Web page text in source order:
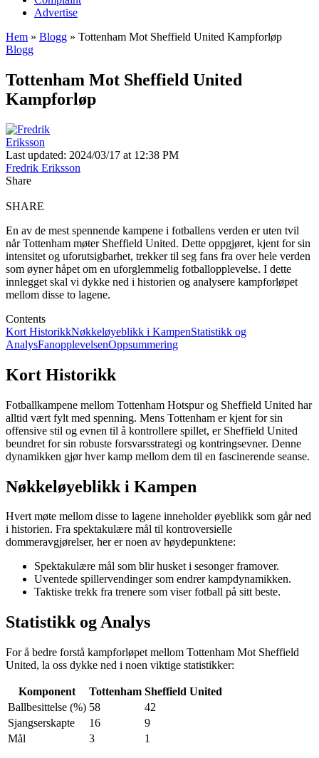
Advertise
Hem » Blogg » Tottenham Mot Sheffield United Kampforløp
Blogg
Tottenham Mot Sheffield United
Kampforløp
Last updated: 2024/03/17 at 12:38 PM
Fredrik Eriksson
Share
SHARE
En av de mest spennende kampene i fotballens verden er uten tvil
når Tottenham møter Sheffield United. Dette oppgjøret, kjent for sin
intensitet og uforutsigbarhet, trekker til seg fans fra over hele verden
som øyner håpet om en uforglemmelig fotballopplevelse. I dette
innlegget skal vi dykke ned i historien og analysere kampforløpet
mellom disse to lagene.
Contents
Kort HistorikkNøkkeløyeblikk i KampenStatistikk og
AnalysFanopplevelsenOppsummering
Kort Historikk
Fotballkampene mellom Tottenham Hotspur og Sheffield United har
alltid vært fylt med spenning. Mens Tottenham er kjent for sin
offensive stil og evnen til å kontrollere spillet, er Sheffield United
beundret for sin robuste forsvarsstrategi og kontringsevner. Denne
dynamikken gjør hver kamp mellom dem til en fascinerende seanse.
Nøkkeløyeblikk i Kampen
Hvert møte mellom disse to lagene inneholder øyeblikk som går ned
i historien. Fra spektakulære mål til kontroversielle
dommeravgjørelser, her er noen av høydepunktene:
Spektakulære mål som blir husket i sesonger framover.
Uventede spillervendinger som endrer kampdynamikken.
Taktiske trekk fra trenere som viser fotball på sitt beste.
Statistikk og Analys
For å bedre forstå kampforløpet mellom Tottenham Mot Sheffield
United, la oss dykke ned i noen viktige statistikker:
Komponent Tottenham Sheffield United
Ballbesittelse (%) 58
42
Sjangserskapte
16
9
Mål
3 1